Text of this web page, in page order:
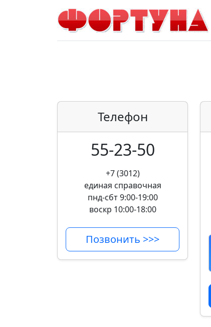
Телефон
55-23-50
+7 (3012)
единая справочная
пнд-сбт 9:00-19:00
воскр 10:00-18:00
Позвонить >>>